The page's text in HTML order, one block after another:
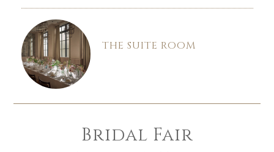
THE SUITE ROOM
Bridal Fair